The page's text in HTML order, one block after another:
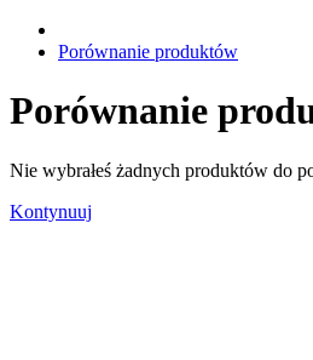
Porównanie produktów
Porównanie
Nie wybrałeś żadnych produktów do
Kontynuuj